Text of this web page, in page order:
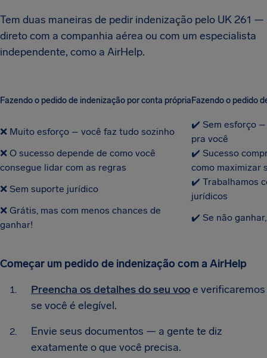
Tem duas maneiras de pedir indenização pelo UK 261 —
direto com a companhia aérea ou com um especialista
independente, como a AirHelp.
Fazendo o pedido de indenização por conta própriaFazendo o pedido
❌ Muito esforço – você faz tudo sozinho
✔️ Sem esforço
pra você
❌ O sucesso depende de como você
consegue lidar com as regras
✔️ Sucesso
como maximizar
❌ Sem suporte jurídico
✔️ Trabalhamos
jurídicos
❌ Grátis, mas com menos chances de
ganhar!
✔️ Se não
Começar um pedido de indenização com a AirHelp
Preencha os detalhes do seu vooe verificaremos
se você é elegível.
Envie seus documentos — a gente te diz
exatamente o que você precisa.